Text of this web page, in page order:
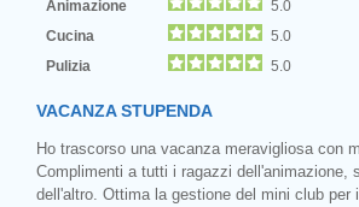
Animazione
5.0
Cucina
5.0
Pulizia
5.0
VACANZA STUPENDA
Ho trascorso una vacanza meravigliosa con
Complimenti a tutti i ragazzi dell'animazione,
dell'altro. Ottima la gestione del mini club per